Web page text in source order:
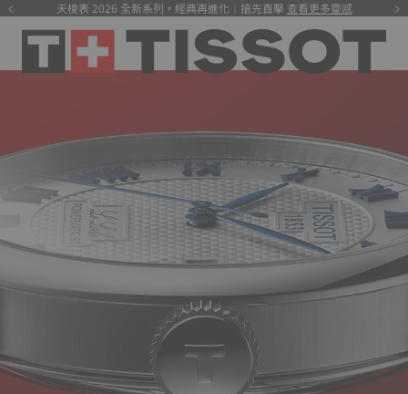
天梭表 2026 全新系列，經典再進化｜搶先直擊 查看更多靈感